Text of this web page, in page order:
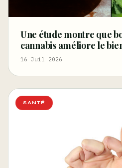
Une étude montre que
cannabis améliore le
du sommeil – Marijuana
16 Juil 2026
SANTÉ